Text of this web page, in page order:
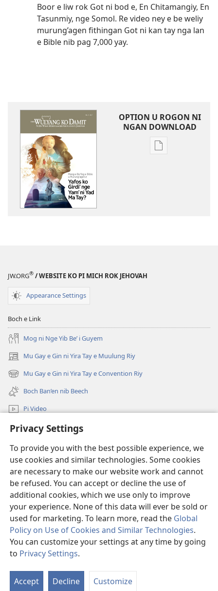
Privacy Settings
To provide you with the best possible experience, we
use cookies and similar technologies. Some cookies
are necessary to make our website work and cannot
be refused. You can accept or decline the use of
additional cookies, which we use only to improve
your experience. None of this data will ever be sold or
used for marketing. To learn more, read the Global
Policy on Use of Cookies and Similar Technologies.
You can customize your settings at any time by going
to Privacy Settings.
Accept Decline Customize
Boor e liw rok Got ni bod e, En Chitamangiy, En
Tasunmiy, nge Somol. Re video ney e be weliy
murung’agen fithingan Got ni kan tay nga lan
e Bible nib pag 7,000 yay.
OPTION U ROGON NI
NGAN DOWNLOAD
Rogon
Mang
ko
Girdi’
nge
Yam’
ni
Yad
Ma
Tay?
JW.ORG® / WEBSITE KO PI MICH ROK JEHOVAH
Appearance Settings
Boch e Link
Mog ni Nge Yib Be’ i Guyem
Mu Gay e Gin ni Yira Tay e Muulung Riy
(opens
new
window)
Mu Gay e Gin ni Yira Tay e Convention Riy
(opens
new
window)
Boch Ban’en nib Beech
Pi Video
Mu Gay
Salpiy ni Ayuw
(opens
new
window)LIBRARY U ONLINE ni Fan ko Wulyang ko Damit™
(opens
new
window)JW Hub ®
(opens
new
window)
Copyright© 2026 Watch Tower Bible and Tract Society of Pennsylvania.
ROGON NI NGAN FANAY